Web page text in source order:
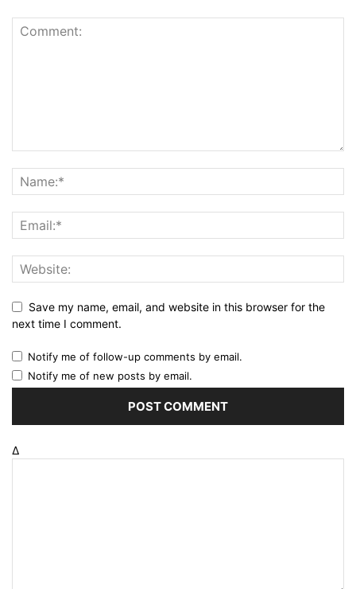
Save my name, email, and website in this browser for the
next time I comment.
Notify me of follow-up comments by email.
Notify me of new posts by email.
Δ